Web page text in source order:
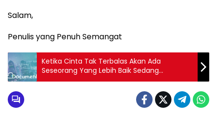
Salam,
Penulis yang Penuh Semangat
Ketika Cinta Tak Terbalas Akan Ada
Seseorang Yang Lebih Baik Sedang
Menantimu